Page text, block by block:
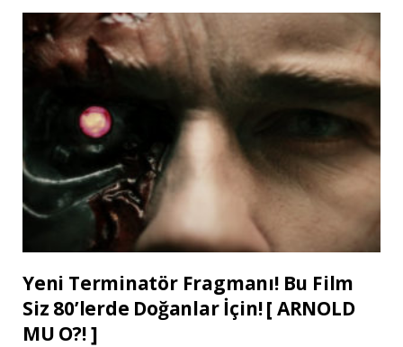
Yeni Terminatör Fragmanı! Bu Film
Siz 80’lerde Doğanlar İçin! [ ARNOLD
MU O?! ]